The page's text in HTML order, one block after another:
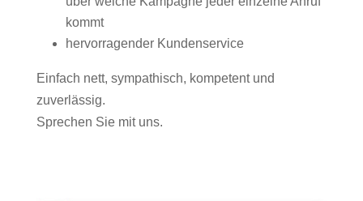
kommt
hervorragender Kundenservice
Einfach nett, sympathisch, kompetent und
zuverlässig.
Sprechen Sie mit uns.